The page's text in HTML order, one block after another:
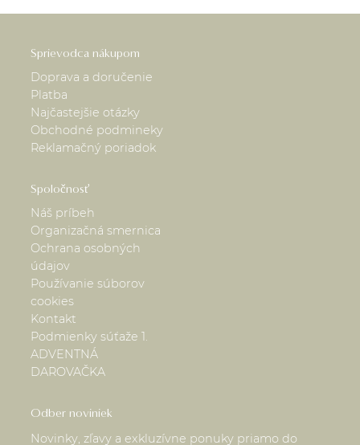
Sprievodca nákupom
Doprava a doručenie
Platba
Najčastejšie otázky
Obchodné podmineky
Reklamačný poriadok
Spoločnosť
Náš príbeh
Organizačná smernica
Ochrana osobných
údajov
Používanie súborov
cookies
Kontakt
Podmienky súťaže 1.
ADVENTNÁ
DAROVAČKA
Odber noviniek
Novinky, zľavy a exkluzívne ponuky priamo do